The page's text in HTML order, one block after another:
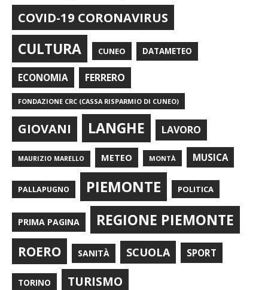
COVID-19 CORONAVIRUS
CULTURA CUNEO DATAMETEO
ECONOMIA FERRERO
FONDAZIONE CRC (CASSA RISPARMIO DI CUNEO)
GIOVANI LANGHE LAVORO
MAURIZIO MARELLO METEO MONTÀ MUSICA
PALLAPUGNO PIEMONTE POLITICA
PRIMA PAGINA REGIONE PIEMONTE
ROERO SANITÀ SCUOLA SPORT
TORINO TURISMO